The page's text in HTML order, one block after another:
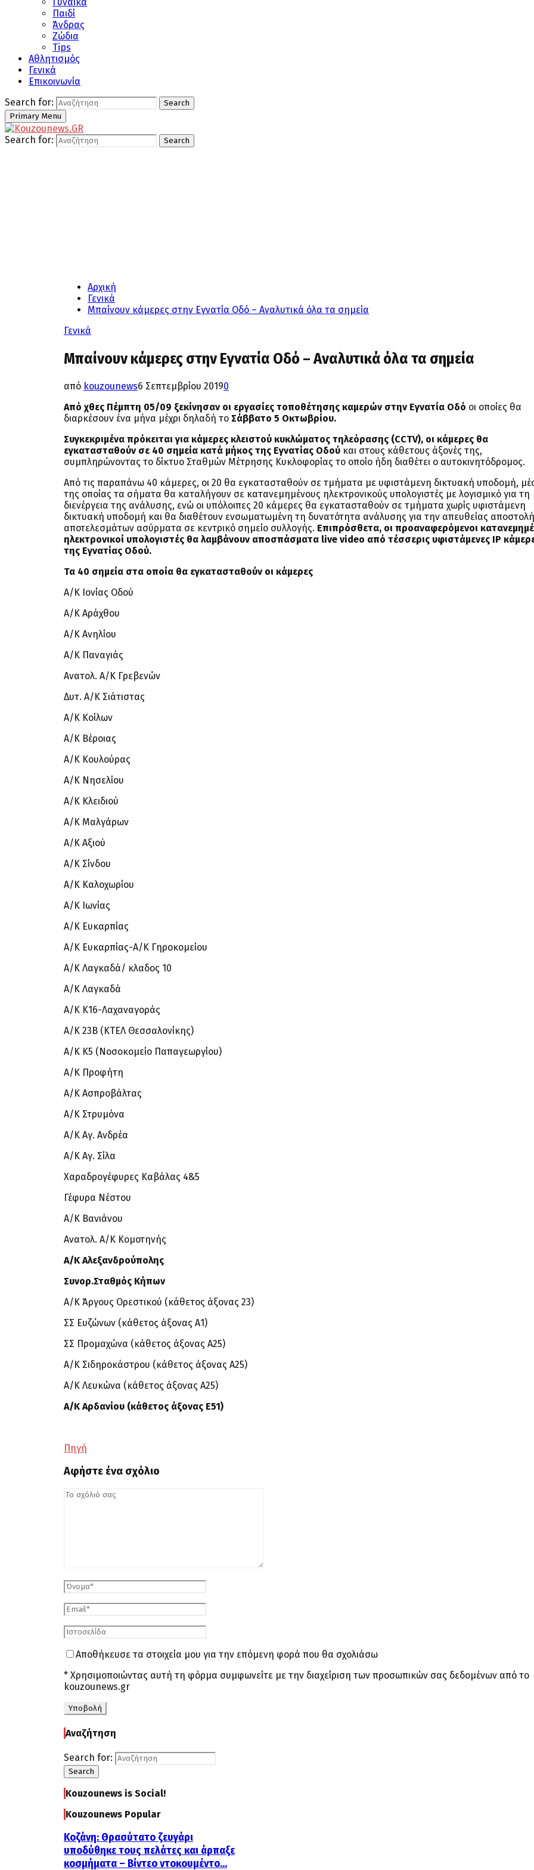
Παιδί
Άνδρας
Ζώδια
Tips
Αθλητισμός
Γενικά
Επικοινωνία
Search for:
Search
Primary Menu
Search for: Search
Αρχική
Γενικά
Μπαίνουν κάμερες στην Εγνατία Οδό – Αναλυτικά όλα τα σημεία
Γενικά
Μπαίνουν κάμερες στην Εγνατία Οδό – Αναλυτικά όλα τα σημεία
από kouzounews6 Σεπτεμβρίου 20190
Από χθες Πέμπτη 05/09 ξεκίνησαν οι εργασίες τοποθέτησης καμερών στην Εγνατία Οδό οι οποίες θα
διαρκέσουν ένα μήνα μέχρι δηλαδή το Σάββατο 5 Οκτωβρίου.
Συγκεκριμένα πρόκειται για κάμερες κλειστού κυκλώματος τηλεόρασης (CCTV), οι κάμερες θα
εγκατασταθούν σε 40 σημεία κατά μήκος της Εγνατίας Οδού και στους κάθετους άξονές της,
συμπληρώνοντας το δίκτυο Σταθμών Μέτρησης Κυκλοφορίας το οποίο ήδη διαθέτει ο αυτοκινητόδρομος.
Από τις παραπάνω 40 κάμερες, οι 20 θα εγκατασταθούν σε τμήματα με υφιστάμενη δικτυακή υποδομή,
της οποίας τα σήματα θα καταλήγουν σε κατανεμημένους ηλεκτρονικούς υπολογιστές με λογισμικό για τη
διενέργεια της ανάλυσης, ενώ οι υπόλοιπες 20 κάμερες θα εγκατασταθούν σε τμήματα χωρίς υφιστάμενη
δικτυακή υποδομή και θα διαθέτουν ενσωματωμένη τη δυνατότητα ανάλυσης για την απευθείας
αποτελεσμάτων ασύρματα σε κεντρικό σημείο συλλογής. Επιπρόσθετα, οι προαναφερόμενοι
ηλεκτρονικοί υπολογιστές θα λαμβάνουν αποσπάσματα live video από τέσσερις υφιστάμενες IP
της Εγνατίας Οδού.
Τα 40 σημεία στα οποία θα εγκατασταθούν οι κάμερες
Α/Κ Ιονίας Οδού
Α/Κ Αράχθου
Α/Κ Ανηλίου
Α/Κ Παναγιάς
Ανατολ. Α/Κ Γρεβενών
Δυτ. Α/Κ Σιάτιστας
Α/Κ Κοίλων
Α/Κ Βέροιας
Α/Κ Κουλούρας
Α/Κ Νησελίου
Α/Κ Κλειδιού
Α/Κ Μαλγάρων
Α/Κ Αξιού
Α/Κ Σίνδου
Α/Κ Καλοχωρίου
Α/Κ Ιωνίας
Α/Κ Ευκαρπίας
Α/Κ Ευκαρπίας-Α/Κ Γηροκομείου
Α/Κ Λαγκαδά/ κλαδος 10
Α/Κ Λαγκαδά
Α/Κ Κ16-Λαχαναγοράς
Α/Κ 23Β (ΚΤΕΛ Θεσσαλονίκης)
Α/Κ Κ5 (Νοσοκομείο Παπαγεωργίου)
Α/Κ Προφήτη
Α/Κ Ασπροβάλτας
Α/Κ Στρυμόνα
Α/Κ Αγ. Ανδρέα
Α/Κ Αγ. Σίλα
Χαραδρογέφυρες Καβάλας 4&5
Γέφυρα Νέστου
Α/Κ Βανιάνου
Ανατολ. Α/Κ Κομοτηνής
Α/Κ Αλεξανδρούπολης
Συνορ.Σταθμός Κήπων
Α/Κ Άργους Ορεστικού (κάθετος άξονας 23)
ΣΣ Ευζώνων (κάθετος άξονας Α1)
ΣΣ Προμαχώνα (κάθετος άξονας Α25)
Α/Κ Σιδηροκάστρου (κάθετος άξονας Α25)
Α/Κ Λευκώνα (κάθετος άξονας Α25)
Α/Κ Αρδανίου (κάθετος άξονας Ε51)
Πηγή
Αφήστε ένα σχόλιο
Αποθήκευσε τα στοιχεία μου για την επόμενη φορά που θα σχολιάσω
* Χρησιμοποιώντας αυτή τη φόρμα συμφωνείτε με την διαχείριση των προσωπικών σας δεδομένων από το
kouzounews.gr
Αναζήτηση
Search for:
Search
Kouzounews is Social!
Kouzounews Popular
Κοζάνη: Θρασύτατο ζευγάρι
υποδύθηκε τους πελάτες και άρπαξε
κοσμήματα – Βίντεο ντοκουμέντο...